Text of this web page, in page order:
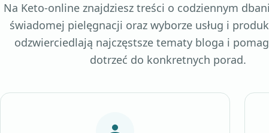
Na Keto-online znajdziesz treści o codziennym
świadomej pielęgnacji oraz wyborze usług i
odzwierciedlają najczęstsze tematy bloga i
dotrzeć do konkretnych porad.